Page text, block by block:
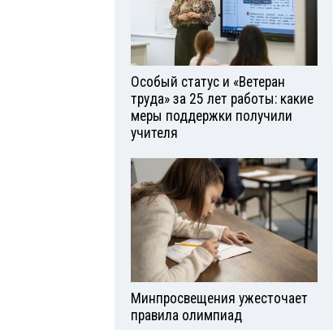
Особый статус и «Ветеран
труда» за 25 лет работы: какие
меры поддержки получили
учителя
Минпросвещения ужесточает
правила олимпиад